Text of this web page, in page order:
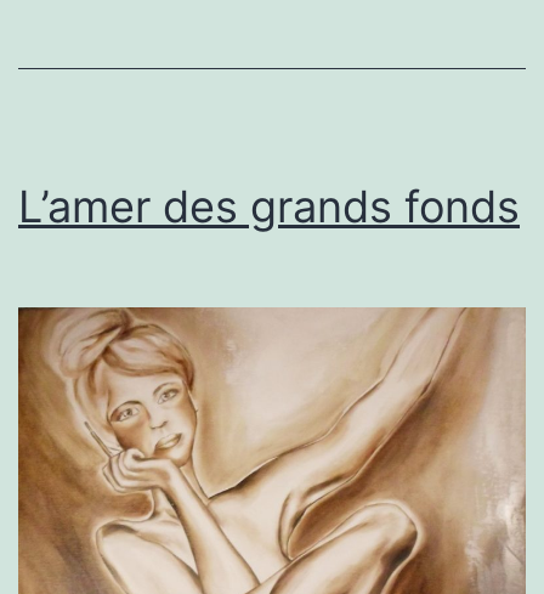
L’amer des grands fonds